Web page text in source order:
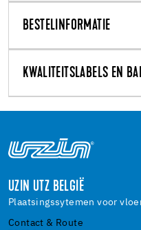
BESTELINFORMATIE
KWALITEITSLABELS EN
UZIN UTZ BELGIË
Plaatsingssytemen voor
Contact & Route